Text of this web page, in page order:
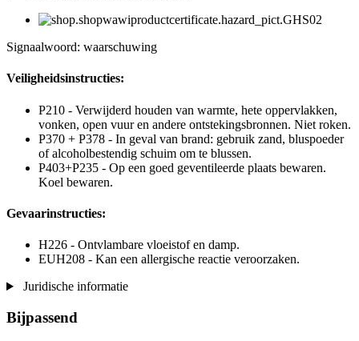
Signaalwoord: waarschuwing
Veiligheidsinstructies:
P210 - Verwijderd houden van warmte, hete oppervlakken,
vonken, open vuur en andere ontstekingsbronnen. Niet roken.
P370 + P378 - In geval van brand: gebruik zand, bluspoeder
of alcoholbestendig schuim om te blussen.
P403+P235 - Op een goed geventileerde plaats bewaren.
Koel bewaren.
Gevaarinstructies:
H226 - Ontvlambare vloeistof en damp.
EUH208 - Kan een allergische reactie veroorzaken.
Juridische informatie
Bijpassend